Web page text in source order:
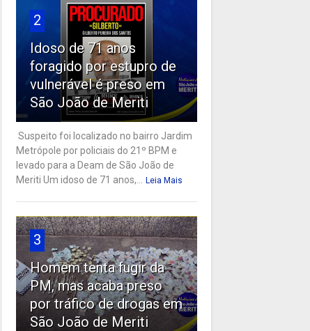
2
Idoso de 71 anos
foragido por estupro de
vulnerável é preso em
São João de Meriti
Suspeito foi localizado no bairro Jardim
Metrópole por policiais do 21º BPM e
levado para a Deam de São João de
Meriti Um idoso de 71 anos,...
Leia Mais
3
Homem tenta fugir da
PM, mas acaba preso
por tráfico de drogas em
São João de Meriti